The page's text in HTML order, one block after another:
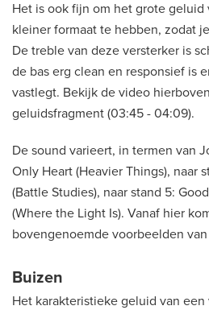
Het is ook fijn om het grote geluid
kleiner formaat te hebben, zodat
De treble van deze versterker is
de bas erg clean en responsief is
vastlegt. Bekijk de video
geluidsfragment (03:45 - 04:09).
De sound varieert, in termen van
Only Heart (Heavier Things), naar
(Battle Studies), naar stand 5:
(Where the Light Is). Vanaf hier
bovengenoemde voorbeelden
Buizen
Het karakteristieke geluid van